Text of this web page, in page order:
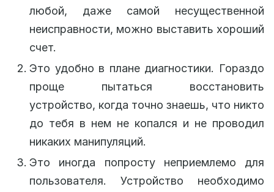
любой, даже самой несущественной
неисправности, можно выставить хороший
счет.
Это удобно в плане диагностики. Гораздо
проще пытаться восстановить
устройство, когда точно знаешь, что никто
до тебя в нем не копался и не проводил
никаких манипуляций.
Это иногда попросту неприемлемо для
пользователя. Устройство необходимо